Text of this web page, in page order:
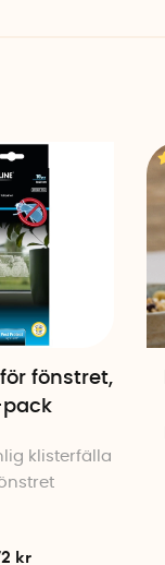
fönstret,
pack
klisterfälla
kr